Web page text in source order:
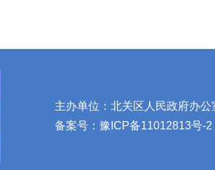
主办单位：北关区人民政府办
备案号： 豫ICP备11012813号-2